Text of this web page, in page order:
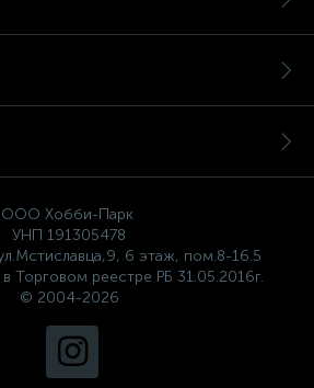
ООО Хобби-Парк
УНП 191305478
6 этаж, пом.8-16.5
Торговом реестре РБ 31.05.2016г.
© 2004-2026